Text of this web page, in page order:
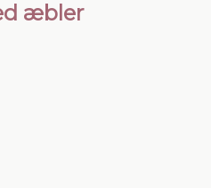
æbler